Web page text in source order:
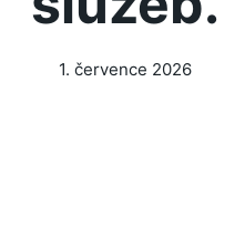
1. července 2026